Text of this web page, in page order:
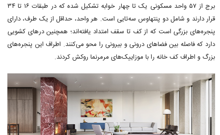
برج از ۵۷ واحد مسکونی یک تا چهار خوابه تشکیل شده که در طبقات ۱۶ تا ۳۴
قرار دارند و شامل دو پنتهاوس سه‌تایی است. هر واحد، حداقل از یک طرف، دارای
پنجره‌های بزرگی است که از کف تا سقف امتداد یافته‌اند؛ همچنین درهای کشویی
دارد که فاصله بین فضاهای درونی و بیرونی را محو می‌کنند. اطراف این پنجره‌های
بزرگ و اطراف کف خانه را با موزاییک‌های مرمرنما روکش کردند.